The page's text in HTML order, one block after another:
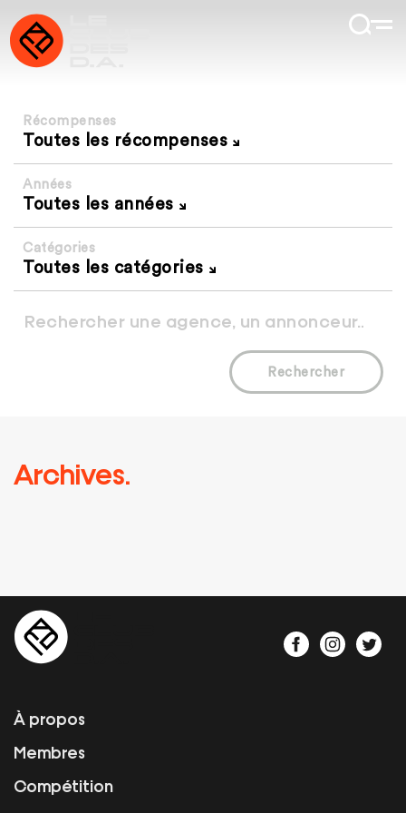
Récompenses
Toutes les récompenses
Années
Toutes les années
Catégories
Toutes les catégories
Rechercher
Archives.
À propos
Membres
Compétition